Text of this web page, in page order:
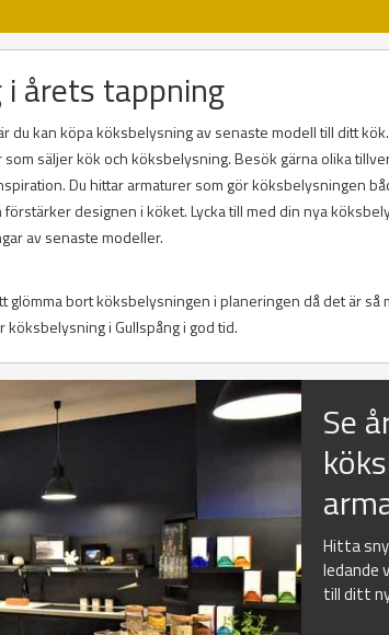
i årets tappning
du kan köpa köksbelysning av senaste modell till ditt
säljer kök och köksbelysning. Besök gärna olika
Du hittar armaturer som gör köksbelysningen
designen i köket. Lycka till med din nya
av senaste modeller.
glömma bort köksbelysningen i planeringen då det är så
i Gullspång i god tid.
Se
Hitta
ledande
till ditt